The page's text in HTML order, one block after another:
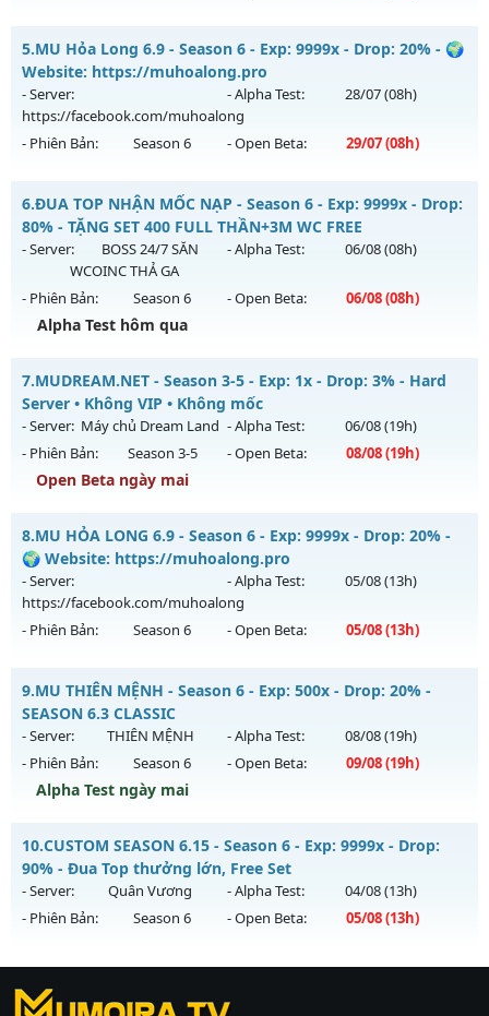
Kiểu reset: Non Reset
Thể loại: Mu Nguyên bản Webzen
Antihack: XShield
Mu Lục Bảo - Miễn phí 99%
Mu mới ra tháng 08 2026 - Mở máy chủ
ngày 05/08/2626
Exp: 999x - Drop: 60%
Thể loại: Mu Custom thêm đồ mới
Antihack: SharkAnti
5.MU Hỏa Long 6.9 - Season 6 - Exp: 9999x - Drop: 20% - 🌍
Website: https://muhoalong.pro
- Server:
https://facebook.com/muhoalong
- Alpha Test: 28/07(08h)
- Phiên Bản: Season 6 - Open Beta: 29/07(08h)
MU Hỏa Long 6.9 - 🌍 Website: https://muhoalong.pro
Mu mới ra tháng 07 2026 - Mở máy chủ
https://facebook.com/muhoalongvào 08h ngày
29/07/2626
Exp: 9999x - Drop: 20%
Kiểu reset: Non Reset
Antihack: XShield
6.ĐUA TOP NHẬN MỐC NẠP - Season 6 - Exp: 9999x - Drop:
80% - TẶNG SET 400 FULL THẦN+3M WC FREE
- Server:
BOSS 24/7 SĂN
WCOINC THẢ GA
- Alpha Test: 06/08(08h)
- Phiên Bản: Season 6 - Open Beta: 06/08(08h)
Alpha Test hôm qua
ĐUA TOP NHẬN MỐC NẠP - TẶNG SET 400 FULL THẦN+3M
WC FREE
Mu mới ra tháng 08 2026 - Mở máy chủ
BOSS 24/7 SĂN
WCOINC THẢ GAvào 08h ngày 06/08/2626
Exp: 9999x - Drop: 80%
Thể loại: Mu Nguyên bản Webzen
Antihack: KHÔNG THỂ HACK
7.MUDREAM.NET - Season 3-5 - Exp: 1x - Drop: 3% - Hard
Server • Không VIP • Không mốc
- Server: Máy chủ Dream Land - Alpha Test: 06/08(19h)
- Phiên Bản:
Season 3-5 - Open Beta: 08/08(19h)
Open Beta ngày mai
MUDREAM.NET - Hard Server • Không VIP • Không mốc
Mu mới ra tháng 08 2026 - Mở máy chủ
Landvào 19h ngày 08/08/2626
Exp: 1x - Drop: 3%
Thể loại: Mu Nguyên bản Webzen
Antihack: Chống Hack/ Dupe 100%
8.MU HỎA LONG 6.9 - Season 6 - Exp: 9999x - Drop: 20% -
🌍 Website: https://muhoalong.pro
- Server:
https://facebook.com/muhoalong
- Alpha Test: 05/08(13h)
- Phiên Bản: Season 6 - Open Beta: 05/08(13h)
MU HỎA LONG 6.9 - 🌍 Website: https://muhoalong.pro
Mu mới ra tháng 08 2026 - Mở máy chủ
https://facebook.com/muhoalongvào 13h ngày
05/08/2626
Exp: 9999x - Drop: 20%
Thể loại: Mu Nguyên bản Webzen
Antihack: XShield
9.MU THIÊN MỆNH - Season 6 - Exp: 500x - Drop: 20% -
SEASON 6.3 CLASSIC
- Server: THIÊN MỆNH - Alpha Test: 08/08(19h)
- Phiên Bản:
Season 6 - Open Beta: 09/08(19h)
Alpha Test ngày mai
Mu mới ra tháng 08 2026 - Mở máy chủ
19h ngày 09/08/2626
Exp: 500x - Drop: 20%
Thể loại: Mu Nguyên bản Webzen
10.CUSTOM SEASON 6.15 - Season 6 - Exp: 9999x - Drop:
90% - Đua Top thưởng lớn, Free Set
- Server: Quân Vương - Alpha Test: 04/08(13h)
- Phiên Bản:
Season 6 - Open Beta: 05/08(13h)
CUSTOM SEASON 6.15 - Đua Top thưởng lớn, Free Set
Mu mới ra tháng 08 2026 - Mở máy chủ
https://ktdb.net/ |789club